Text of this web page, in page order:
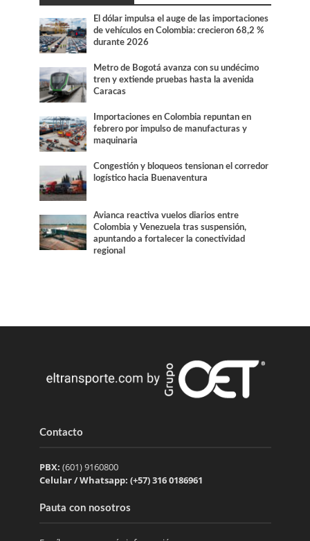
El dólar impulsa el auge de las importaciones
de vehículos en Colombia: crecieron 68,2 %
durante 2026
Metro de Bogotá avanza con su undécimo
tren y extiende pruebas hasta la avenida
Caracas
Importaciones en Colombia repuntan en
febrero por impulso de manufacturas y
maquinaria
Congestión y bloqueos tensionan el corredor
logístico hacia Buenaventura
Avianca reactiva vuelos diarios entre
Colombia y Venezuela tras suspensión,
apuntando a fortalecer la conectividad
regional
Contacto
PBX: (601) 9160800
Celular / Whatsapp: (+57) 316 0186961
Pauta con nosotros